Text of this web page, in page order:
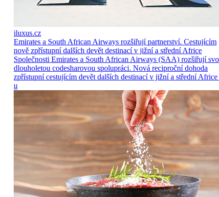
iluxus.cz
Emirates a South African Airways rozšiřují partnerství. Cestujícím
nově zpřístupní dalších devět destinací v jižní a střední Africe
Společnosti Emirates a South African Airways (SAA) rozšiřují
dlouholetou codesharovou spolupráci. Nová reciproční dohoda
zpřístupní cestujícím devět dalších destinací v jižní a střední Africe
u